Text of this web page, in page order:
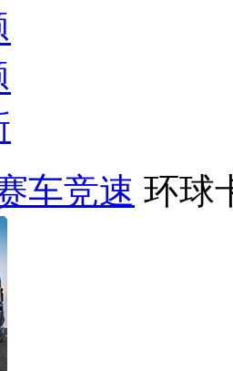
车竞速 环球